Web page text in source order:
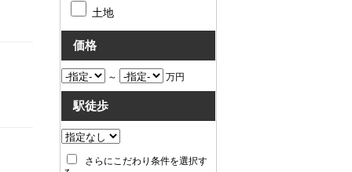
土地
価格
～ 万円
駅徒歩
さらにこだわり条件を選択す